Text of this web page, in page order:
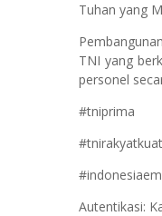
Tuhan yang
TNI yang
personel
#tniprima
#tnirakyatkuat
Autentikasi: